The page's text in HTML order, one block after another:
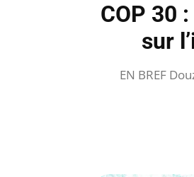
COP 30
sur
EN BREF